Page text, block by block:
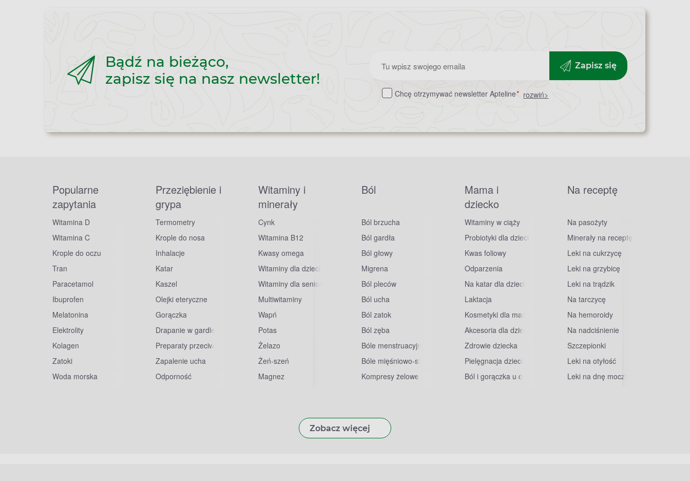
Bądź na bieżąco,
zapisz się na nasz newsletter!
Zapisz
do
Zapisz się
Chcę otrzymywać newsletter Apteline* rozwiń>
Popularne
zapytania
Witamina D
Witamina C
Krople do oczu
Tran
Paracetamol
Ibuprofen
Melatonina
Elektrolity
Kolagen
Zatoki
Woda morska
Przeziębienie i
grypa
Termometry
Krople do nosa
Inhalacje
Katar
Kaszel
Olejki eteryczne
Gorączka
Drapanie w gardle
Preparaty przeciwwirusowe
Zapalenie ucha
Odporność
Witaminy i
minerały
Cynk
Witamina B12
Kwasy omega
Witaminy dla dzieci
Witaminy dla seniorów
Multiwitaminy
Wapń
Potas
Żelazo
Żeń-szeń
Magnez
Ból
Ból brzucha
Ból gardła
Ból głowy
Migrena
Ból pleców
Ból ucha
Ból zatok
Ból zęba
Bóle menstruacyjne
Bóle mięśniowo-stawowe
Kompresy żelowe
Mama i
dziecko
Witaminy w ciąży
Probiotyki dla dzieci
Kwas foliowy
Odparzenia
Na katar dla dzieci
Laktacja
Kosmetyki dla mam
Akcesoria dla dzieci
Zdrowie dziecka
Pielęgnacja dziecka
Ból i gorączka u dzieci
Na receptę
Na pasożyty
Minerały na receptę
Leki na cukrzycę
Leki na grzybicę
Leki na trądzik
Na tarczycę
Na hemoroidy
Na nadciśnienie
Szczepionki
Leki na otyłość
Leki na dnę moczanową
Zobacz więcej